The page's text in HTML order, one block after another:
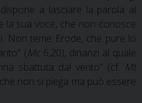
a lasciare la parola al
la sua voce, che non conosce
Non teme Erode, che pure lo
(Mc 6,20), dinanzi al quale
sbattuta dal vento” (cf. Mt
non si piega ma può essere